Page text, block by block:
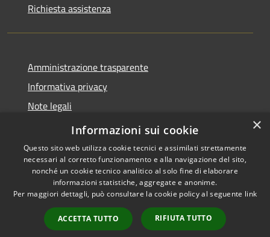
Richiesta assistenza
Amministrazione trasparente
Informativa privacy
Note legali
Dichiarazione di accessibilità
Accessibilità
Copyright © 2026 • Comune di
Grezzana • Powered by
Municipium•
Accesso
redazione
×
Informazioni sui cookie
Questo sito web utilizza cookie tecnici e assimilati strettamente
necessari al corretto funzionamento e alla navigazione del sito,
nonché un cookie tecnico analitico al solo fine di elaborare
informazioni statistiche, aggregate e anonime.
Per maggiori dettagli, può consultare la cookie policy al seguente link
ACCETTA TUTTO RIFIUTA TUTTO